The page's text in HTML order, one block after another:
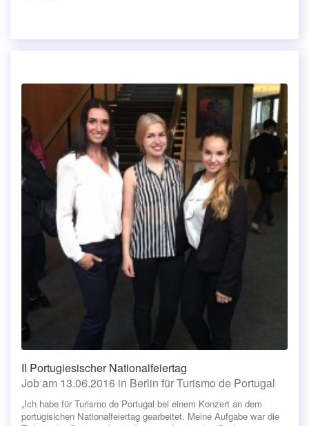
II Portugiesischer Nationalfeiertag
Job am 13.06.2016 in Berlin für Turismo de Portugal
„Ich habe für Turismo de Portugal bei einem Konzert an dem
portugisichen Nationalfeiertag gearbeitet. Meine Aufgabe war die